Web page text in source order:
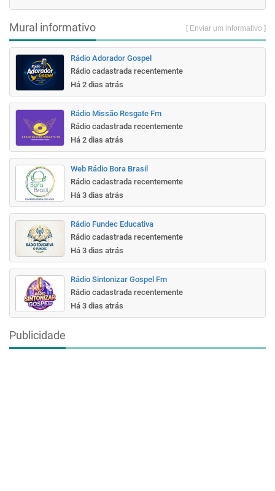
Mural informativo [ Enviar um informativo ]
Rádio Adorador Gospel
Rádio cadastrada recentemente
Há 2 dias atrás
Rádio Missão Resgate Fm
Rádio cadastrada recentemente
Há 2 dias atrás
Web Rádio Bora Brasil
Rádio cadastrada recentemente
Há 3 dias atrás
Rádio Fundec Educativa
Rádio cadastrada recentemente
Há 3 dias atrás
Rádio Sintonizar Gospel Fm
Rádio cadastrada recentemente
Há 3 dias atrás
Publicidade